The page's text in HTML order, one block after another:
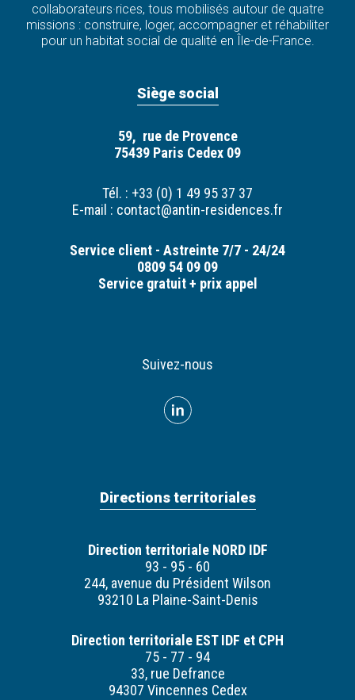
collaborateurs·rices, tous mobilisés autour de quatre
missions : construire, loger, accompagner et réhabiliter
pour un habitat social de qualité en Île-de-France.
Siège social
59, rue de Provence
75439 Paris Cedex 09
Tél. : +33 (0) 1 49 95 37 37
E-mail : contact@antin-residences.fr
Service client - Astreinte 7/7 - 24/24
0809 54 09 09
Service gratuit + prix appel
Suivez-nous
Directions territoriales
Direction territoriale NORD IDF
93 - 95 - 60
244, avenue du Président Wilson
93210 La Plaine-Saint-Denis
Direction territoriale EST IDF et CPH
75 - 77 - 94
33, rue Defrance
94307 Vincennes Cedex